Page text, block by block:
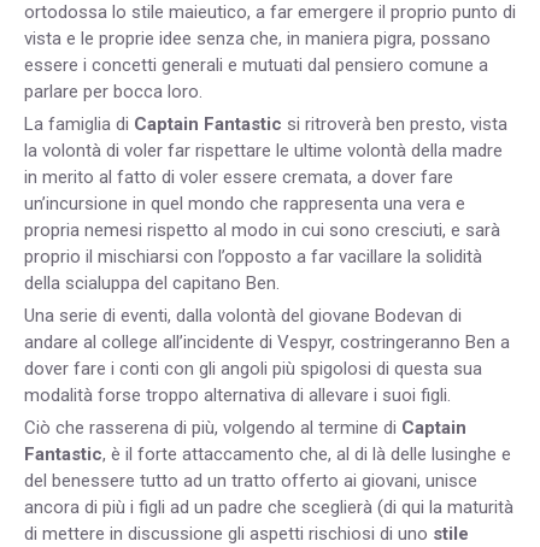
ortodossa lo stile maieutico, a far emergere il proprio punto di
vista e le proprie idee senza che, in maniera pigra, possano
essere i concetti generali e mutuati dal pensiero comune a
parlare per bocca loro.
La famiglia di Captain Fantastic si ritroverà ben presto, vista
la volontà di voler far rispettare le ultime volontà della madre
in merito al fatto di voler essere cremata, a dover fare
un’incursione in quel mondo che rappresenta una vera e
propria nemesi rispetto al modo in cui sono cresciuti, e sarà
proprio il mischiarsi con l’opposto a far vacillare la solidità
della scialuppa del capitano Ben.
Una serie di eventi, dalla volontà del giovane Bodevan di
andare al college all’incidente di Vespyr, costringeranno Ben a
dover fare i conti con gli angoli più spigolosi di questa sua
modalità forse troppo alternativa di allevare i suoi figli.
Ciò che rasserena di più, volgendo al termine di Captain
Fantastic, è il forte attaccamento che, al di là delle lusinghe e
del benessere tutto ad un tratto offerto ai giovani, unisce
ancora di più i figli ad un padre che sceglierà (di qui la maturità
di mettere in discussione gli aspetti rischiosi di uno stile